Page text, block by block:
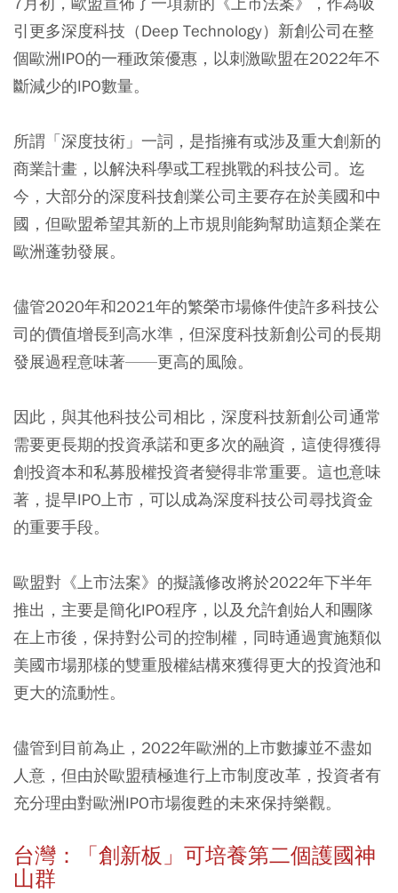
引更多深度科技（Deep Technology）新創公司在整
個歐洲IPO的一種政策優惠，以刺激歐盟在2022年不
斷減少的IPO數量。
所謂「深度技術」一詞，是指擁有或涉及重大創新的
商業計畫，以解決科學或工程挑戰的科技公司。迄
今，大部分的深度科技創業公司主要存在於美國和中
國，但歐盟希望其新的上市規則能夠幫助這類企業在
歐洲蓬勃發展。
儘管2020年和2021年的繁榮市場條件使許多科技公
司的價值增長到高水準，但深度科技新創公司的長期
發展過程意味著——更高的風險。
因此，與其他科技公司相比，深度科技新創公司通常
需要更長期的投資承諾和更多次的融資，這使得獲得
創投資本和私募股權投資者變得非常重要。這也意味
著，提早IPO上市，可以成為深度科技公司尋找資金
的重要手段。
歐盟對《上市法案》的擬議修改將於2022年下半年
推出，主要是簡化IPO程序，以及允許創始人和團隊
在上市後，保持對公司的控制權，同時通過實施類似
美國市場那樣的雙重股權結構來獲得更大的投資池和
更大的流動性。
儘管到目前為止，2022年歐洲的上市數據並不盡如
人意，但由於歐盟積極進行上市制度改革，投資者有
充分理由對歐洲IPO市場復甦的未來保持樂觀。
台灣：「創新板 」 可培養第二個護國神
山群